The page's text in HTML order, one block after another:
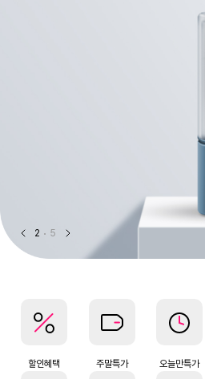
2 5
할인혜택 주말특가 오늘만특가